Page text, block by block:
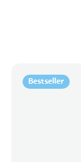
Bestseller